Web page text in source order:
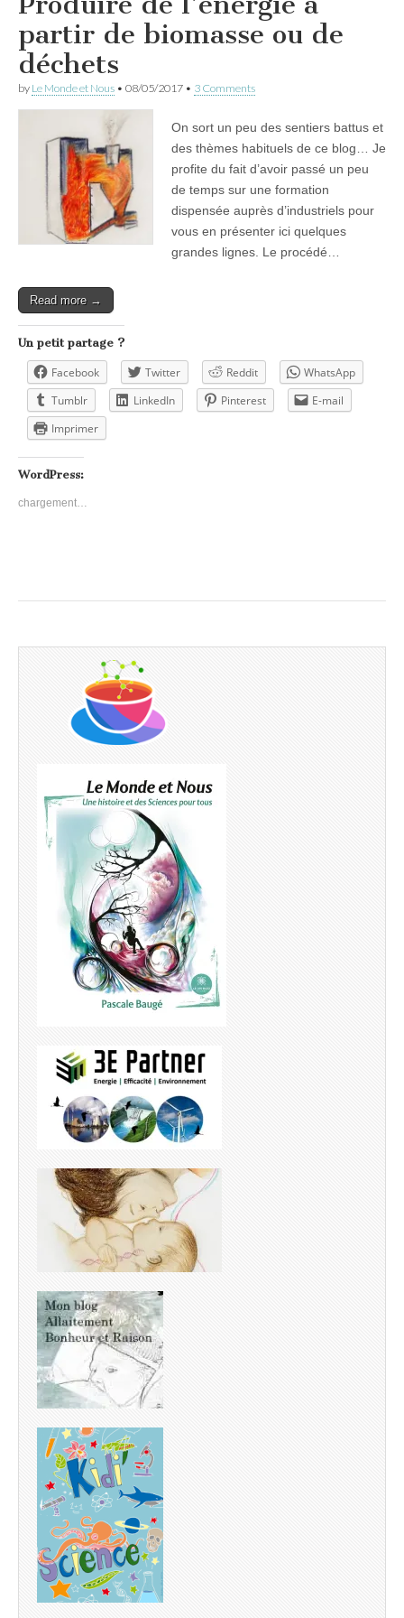
partir de biomasse ou de
déchets
by Le Monde et Nous • 08/05/2017 • 3 Comments
On sort un peu des sentiers battus et
des thèmes habituels de ce blog… Je
profite du fait d’avoir passé un peu
de temps sur une formation
dispensée auprès d’industriels pour
vous en présenter ici quelques
grandes lignes. Le procédé…
Read more →
Un petit partage ?
Facebook Twitter Reddit
WhatsApp
Tumblr
LinkedIn Pinterest
E-mail
Imprimer
WordPress:
chargement…